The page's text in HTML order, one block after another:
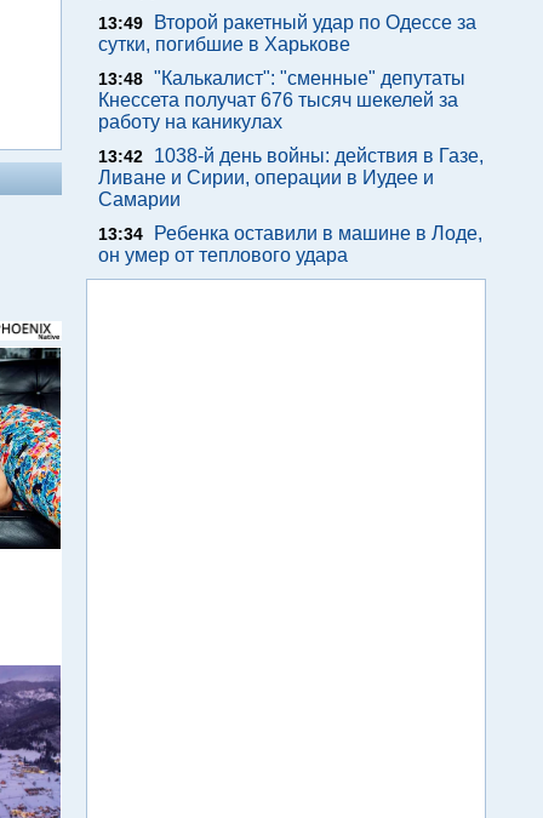
13:49
Второй ракетный удар по Одессе за
сутки, погибшие в Харькове
13:48 "Калькалист": "сменные" депутаты
Кнессета получат 676 тысяч шекелей за
работу на каникулах
13:42
1038-й день войны: действия в Газе,
Ливане и Сирии, операции в Иудее и
Самарии
13:34
Ребенка оставили в машине в Лоде,
он умер от теплового удара